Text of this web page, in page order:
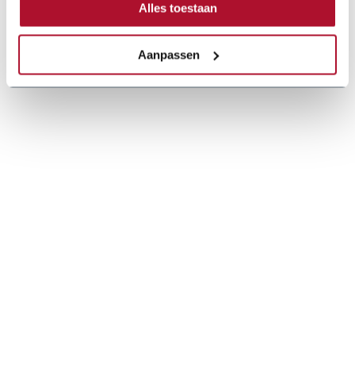
Alles toestaan
Aanpassen